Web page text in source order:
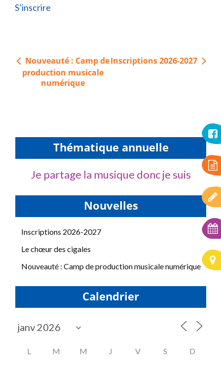
S’inscrire
Navigation
de
l’article
Nouveauté : Camp de
production musicale
numérique
Inscriptions 2026-2027
Thématique annuelle
Je partage la musique donc je suis
Nouvelles
Inscriptions 2026-2027
Le chœur des cigales
Nouveauté : Camp de production musicale numérique
Calendrier
L M M J V S D